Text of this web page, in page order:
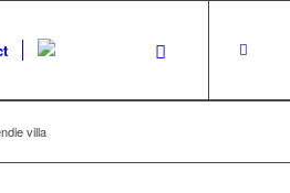
villa